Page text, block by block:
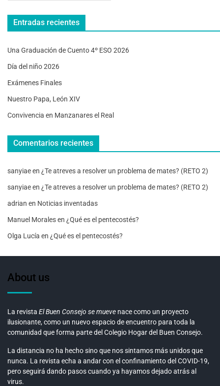
Entradas recientes
Una Graduación de Cuento 4º ESO 2026
Día del niño 2026
Exámenes Finales
Nuestro Papa, León XIV
Convivencia en Manzanares el Real
Comentarios recientes
sanyiaeen ¿Te atreves a resolver un problema de mates? (RETO 2)
sanyiaeen ¿Te atreves a resolver un problema de mates? (RETO 2)
adrian en Noticias inventadas
Manuel Moralesen ¿Qué es el pentecostés?
Olga Lucía en ¿Qué es el pentecostés?
About us
La revista El Buen Consejo se mueve nace como un proyecto
ilusionante, como un nuevo espacio de encuentro para toda la
comunidad que forma parte del Colegio Hogar del Buen Consejo.
La distancia no ha hecho sino que nos sintamos más unidos que
nunca. La revista echa a andar con el confinamiento del COVID-19,
pero seguirá dando pasos cuando ya hayamos dejado atrás al
virus.